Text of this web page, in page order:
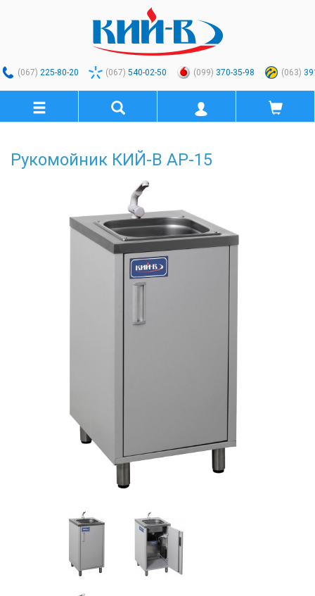
(067) 225-80-20 (067) 540-02-50 (099) 370-35-98 (063)
Рукомойник КИЙ-В АР-15